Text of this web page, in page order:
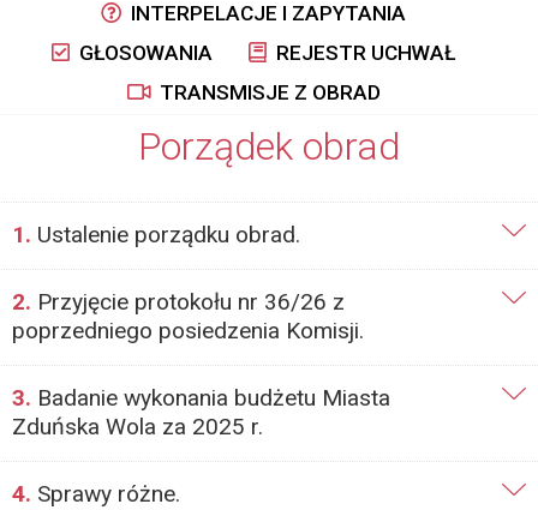
INTERPELACJE I ZAPYTANIA
GŁOSOWANIA
REJESTR UCHWAŁ
TRANSMISJE Z OBRAD
Porządek obrad
1. Ustalenie porządku obrad.
2. Przyjęcie protokołu nr 36/26 z
poprzedniego posiedzenia Komisji.
3. Badanie wykonania budżetu Miasta
Zduńska Wola za 2025 r.
4. Sprawy różne.